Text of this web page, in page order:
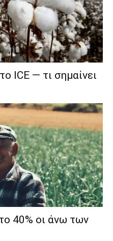
ICE — τι σημαίνει
40% οι άνω των